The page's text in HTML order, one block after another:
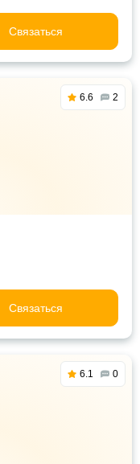
Связаться
6.6 2
Связаться
6.1 0